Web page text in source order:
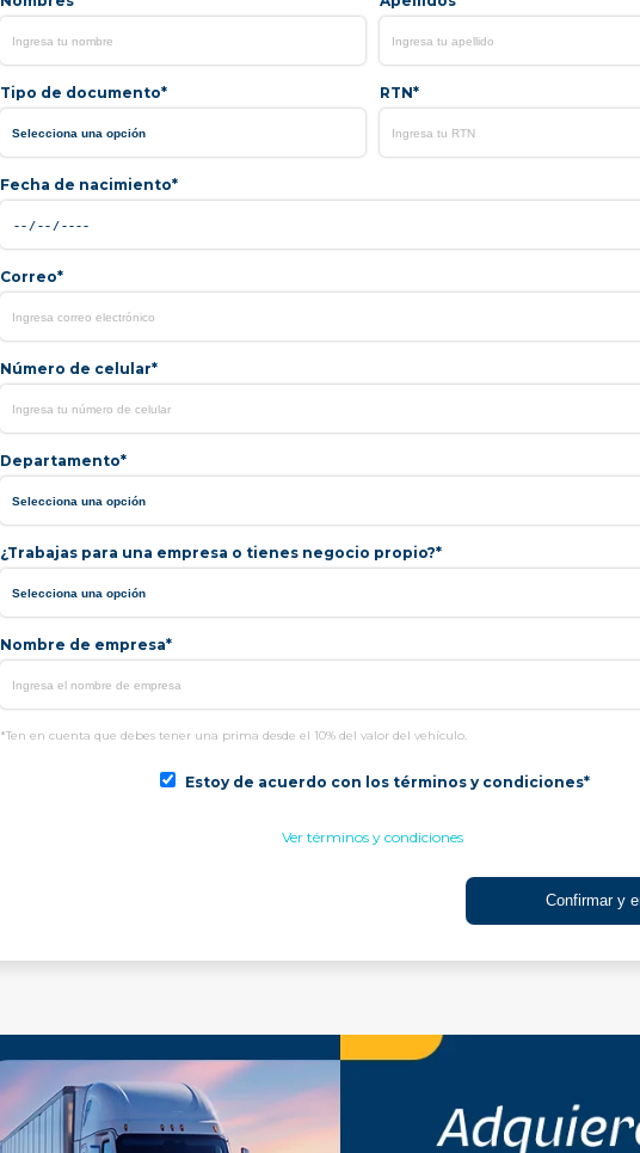
Tipo de documento* RTN*
Fecha de nacimiento*
Correo*
Número de celular*
Departamento*
¿Trabajas para una empresa o tienes negocio propio?*
Nombre de empresa*
*Ten en cuenta que debes tener una prima desde el 10% del valor del vehículo.
Estoy de acuerdo con los términos y condiciones*
Ver términos y condiciones